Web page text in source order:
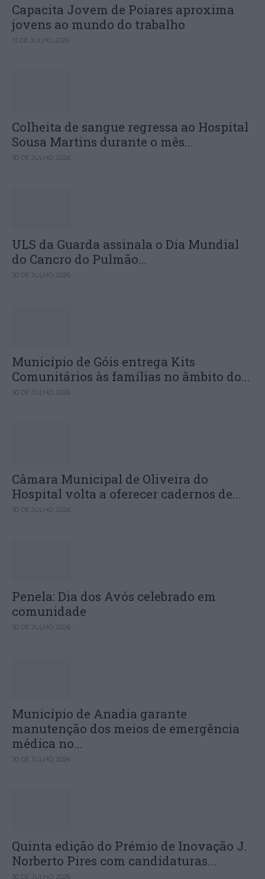
Capacita Jovem de Poiares aproxima
jovens ao mundo do trabalho
31 DE JULHO, 2026
Colheita de sangue regressa ao Hospital
Sousa Martins durante o mês...
30 DE JULHO, 2026
ULS da Guarda assinala o Dia Mundial
do Cancro do Pulmão...
30 DE JULHO, 2026
Município de Góis entrega Kits
Comunitários às famílias no âmbito do...
30 DE JULHO, 2026
Câmara Municipal de Oliveira do
Hospital volta a oferecer cadernos de...
30 DE JULHO, 2026
Penela: Dia dos Avós celebrado em
comunidade
30 DE JULHO, 2026
Município de Anadia garante
manutenção dos meios de emergência
médica no...
30 DE JULHO, 2026
Quinta edição do Prémio de Inovação J.
Norberto Pires com candidaturas...
30 DE JULHO, 2026